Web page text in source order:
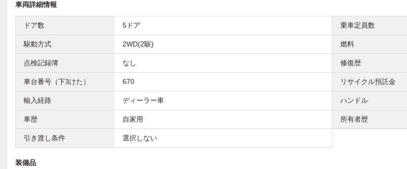
車両詳細情報
ドア数 5ドア 乗車定員数
駆動方式 2WD(2駆) 燃料
点検記録簿 なし 修復歴
車台番号（下3けた） 670 リサイクル預託金
輸入経路 ディーラー車 ハンドル
車歴 自家用 所有者歴
引き渡し条件 選択しない
装備品